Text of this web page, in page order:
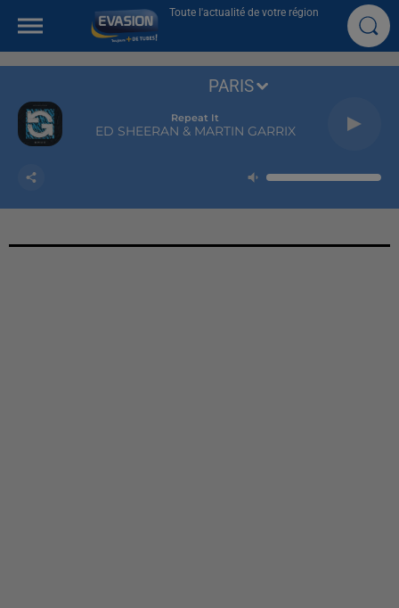
Toute l'actualité de votre région
Repeat It
ED SHEERAN & MARTIN GARRIX
PARIS